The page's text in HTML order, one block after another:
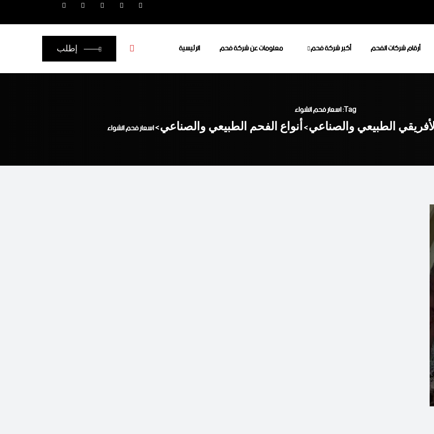
الرئيسية معلومات عن شركة فحم أكبر شركة فحم أرقام شركات الفحم إطلب
Tag: اسعار فحم الشواء
الطبيعي والصناعي>أنواع الفحم الطبيعي والصناعي>اسعار فحم الشواء